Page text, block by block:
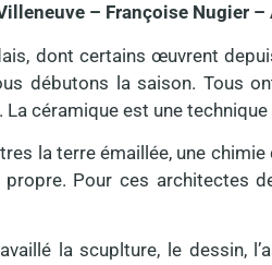
– Françoise Nugier –
dont certains œuvrent
débutons la saison. Tous
céramique est une
la terre émaillée, une
Pour ces architectes
la scuplture, le dessin,